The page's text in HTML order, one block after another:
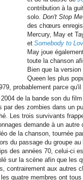
contribution à la
solo. Don't Stop
des chœurs
Mercury, May et
et Somebody to
May joue
toute la chanson
Bien que la
Queen les plus
probablement parce
de la bande son du film
des zombies dans un
Les trois survivants
demande à un autre
de la chanson, tournée
du passage du groupe au
des années 70, celui-ci
sur la scène afin que les
contrairement aux autres
quatre membres ont